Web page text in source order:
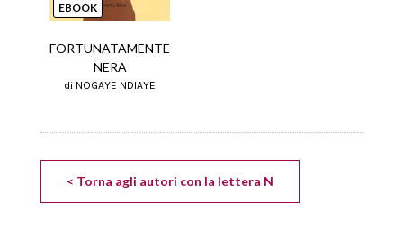
EBOOK
FORTUNATAMENTE
NERA
di NOGAYE NDIAYE
< Torna agli autori con la lettera N